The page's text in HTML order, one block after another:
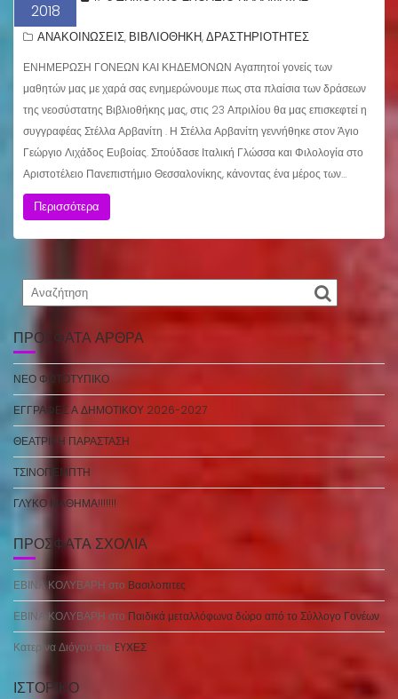
2018
ΑΝΑΚΟΙΝΩΣΕΙΣ, ΒΙΒΛΙΟΘΗΚΗ,ΔΡΑΣΤΗΡΙΟΤΗΤΕΣ
ΕΝΗΜΕΡΩΣΗ ΓΟΝΕΩΝ ΚΑΙ ΚΗΔΕΜΟΝΩΝ Αγαπητοί γονείς των
μαθητών μας με χαρά σας ενημερώνουμε πως στα πλαίσια των δράσεων
της νεοσύστατης Βιβλιοθήκης μας, στις 23 Απριλίου θα μας επισκεφτεί η
συγγραφέας Στέλλα Αρβανίτη . Η Στέλλα Αρβανίτη γεννήθηκε στον Άγιο
Γεώργιο Λιχάδος Ευβοίας. Σπούδασε Ιταλική Γλώσσα και Φιλολογία στο
Αριστοτέλειο Πανεπιστήμιο Θεσσαλονίκης, κάνοντας ένα μέρος των…
Περισσότερα
ΠΡΌΣΦΑΤΑ ΆΡΘΡΑ
ΝΕΟ ΦΩΤΟΤΥΠΙΚΟ
ΕΓΓΡΑΦΕΣ Α ΔΗΜΟΤΙΚΟΥ 2026-2027
ΘΕΑΤΡΙΚΗ ΠΑΡΑΣΤΑΣΗ
ΤΣΙΝΟΠΕΜΠΤΗ
ΓΛΥΚΟ ΜΑΘΗΜΑ!!!!!!!
ΠΡΌΣΦΑΤΑ ΣΧΌΛΙΑ
ΕΒΙΝΑ ΚΟΛΥΒΑΡΗ στο Βασιλοπιτες
ΕΒΙΝΑ ΚΟΛΥΒΑΡΗ στο Παιδικά μεταλλόφωνα δώρο από το Σύλλογο Γονέων
Κατερίνα Διόγου στο EYΧΕΣ
ΙΣΤΟΡΙΚΌ